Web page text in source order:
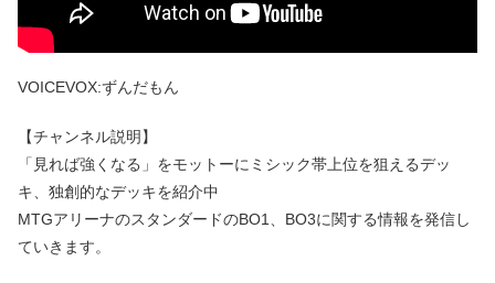
VOICEVOX:ずんだもん
【チャンネル説明】
「見れば強くなる」をモットーにミシック帯上位を狙えるデッ
キ、独創的なデッキを紹介中
MTGアリーナのスタンダードのBO1、BO3に関する情報を発信し
ていきます。